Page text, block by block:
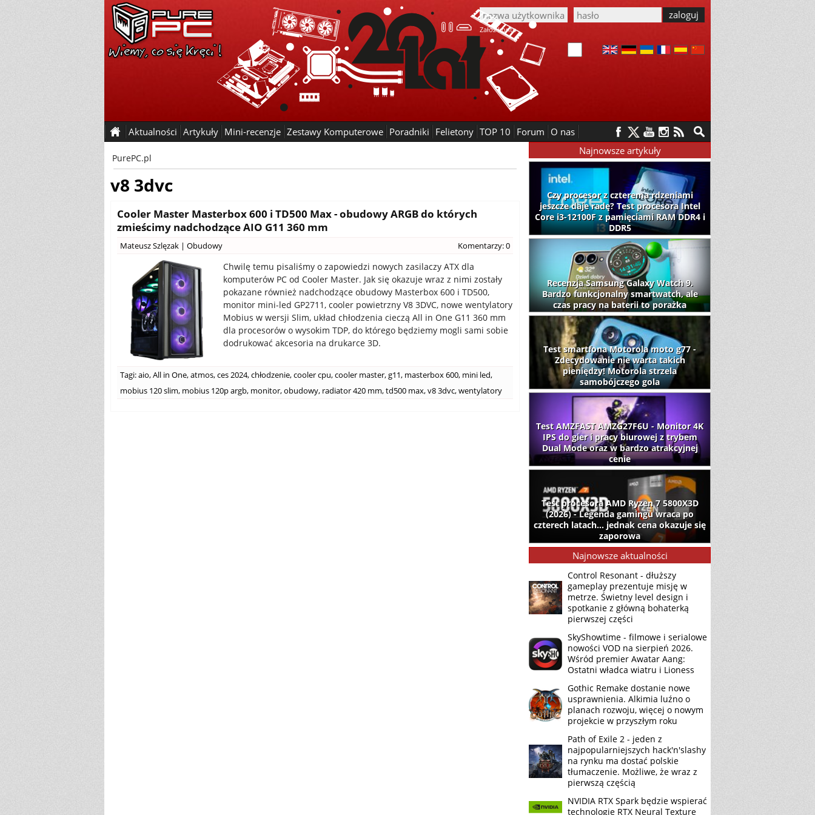
Załóż konto
Aktualności Artykuły Mini-recenzje Zestawy Komputerowe Poradniki Felietony TOP 10 Forum O nas
PurePC.pl
v8 3dvc
Cooler Master Masterbox 600 i TD500 Max - obudowy ARGB do których
zmieścimy nadchodzące AIO G11 360 mm
Mateusz Szlęzak | Obudowy Komentarzy: 0
Chwilę temu pisaliśmy o zapowiedzi nowych zasilaczy ATX dla
komputerów PC od Cooler Master. Jak się okazuje wraz z nimi zostały
pokazane również nadchodzące obudowy Masterbox 600 i TD500,
monitor mini-led GP2711, cooler powietrzny V8 3DVC, nowe wentylatory
Mobius w wersji Slim, układ chłodzenia cieczą All in One G11 360 mm
dla procesorów o wysokim TDP, do którego będziemy mogli sami sobie
dodrukować akcesoria na drukarce 3D.
Tagi:aio,All in One,atmos,ces 2024,chłodzenie,cooler cpu,cooler master,g11, masterbox 600, mini led,
mobius 120 slim, mobius 120p argb, monitor,obudowy, radiator 420 mm,td500 max,v8 3dvc,wentylatory
Najnowsze artykuły
Czy procesor z czterema rdzeniami
jeszcze daje radę? Test procesora Intel
Core i3-12100F z pamięciami RAM DDR4 i
DDR5
Recenzja Samsung Galaxy Watch 9.
Bardzo funkcjonalny smartwatch, ale
czas pracy na baterii to porażka
Test smartfona Motorola moto g77 -
Zdecydowanie nie warta takich
pieniędzy! Motorola strzela
samobójczego gola
Test AMZFAST AMZG27F6U - Monitor 4K
IPS do gier i pracy biurowej z trybem
Dual Mode oraz w bardzo atrakcyjnej
cenie
Test procesora AMD Ryzen 7 5800X3D
(2026) - Legenda gamingu wraca po
czterech latach... jednak cena okazuje się
zaporowa
Najnowsze aktualności
Control Resonant - dłuższy
gameplay prezentuje misję w
metrze. Świetny level design i
spotkanie z główną bohaterką
pierwszej części
SkyShowtime - filmowe i serialowe
nowości VOD na sierpień 2026.
Wśród premier Awatar Aang:
Ostatni władca wiatru i Lioness
Gothic Remake dostanie nowe
usprawnienia. Alkimia luźno o
planach rozwoju, więcej o nowym
projekcie w przyszłym roku
Path of Exile 2 - jeden z
najpopularniejszych hack'n'slashy
na rynku ma dostać polskie
tłumaczenie. Możliwe, że wraz z
pierwszą częścią
NVIDIA RTX Spark będzie wspierać
technologię RTX Neural Texture